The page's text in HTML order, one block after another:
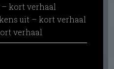
– kort verhaal
uit – kort verhaal
verhaal